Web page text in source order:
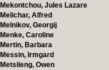
Mekontchou, Jules Lazare
Melichar, Alfred
Melnikov, Georgij
Menke, Caroline
Mertin, Barbara
Messin, Irmgard
Metsileng, Owen